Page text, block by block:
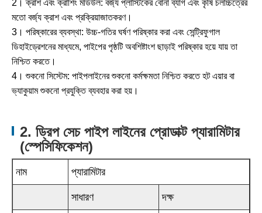
2। ক্রাশ এবং ক্রাশিং মডিউল: বর্জ্য প্লাস্টিকের বোনা ব্যাগ এবং কৃষি চলচ্চিত্রের
মতো বর্জ্য ক্রাশ এবং প্রক্রিয়াজাতকরণ।
3। পরিষ্কারের ব্যবস্থা: উচ্চ-গতির ঘর্ষণ পরিষ্কার করা এবং সেন্ট্রিফুগাল
ডিহাইড্রেশনের মাধ্যমে, পাইপের পৃষ্ঠটি অবশিষ্টাংশ ছাড়াই পরিষ্কার হয়ে যায় তা
নিশ্চিত করতে।
4। শুকনো সিস্টেম: পাইপলাইনের শুকনো কর্মক্ষমতা নিশ্চিত করতে হট এয়ার বা
ভ্যাকুয়াম শুকনো প্রযুক্তি ব্যবহার করা হয়।
2. ড্রিপ সেচ পাইপ লাইনের প্রোডাক্ট প্যারামিটার
(স্পেসিফিকেশন)
নাম প্যারামিটার
সাধারণ দক্ষ